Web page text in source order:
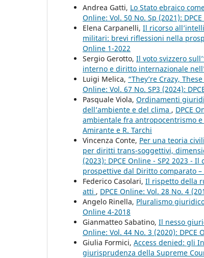
Andrea Gatti, Lo Stato ebraico
Online: Vol. 50 No. Sp (2021):
Elena Carpanelli, Il ricorso
militari: brevi riflessioni nella
Online 1-2022
Sergio Gerotto, Il voto svizzero
interno e diritto internazionale
Luigi Melica, “They’re Crazy,
Online: Vol. 67 No. SP3 (2024):
Pasquale Viola, Ordinamenti
dell’ambiente e del clima , DPCE
ambientale fra antropocentrismo
Amirante e R. Tarchi
Vincenza Conte, Per una teoria
per diritti trans-soggettivi,
(2023): DPCE Online - SP2 2023
prospettive dal Diritto comparato
Federico Casolari, Il rispetto della
atti , DPCE Online: Vol. 28 No. 4
Angelo Rinella, Pluralismo
Online 4-2018
Gianmatteo Sabatino, Il nesso
Online: Vol. 44 No. 3 (2020): DPCE
Giulia Formici, Access denied: gli
giurisprudenza della Supreme